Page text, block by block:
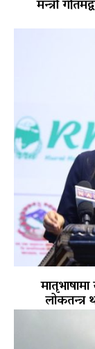
मन्त्री
लोकतन्त्र